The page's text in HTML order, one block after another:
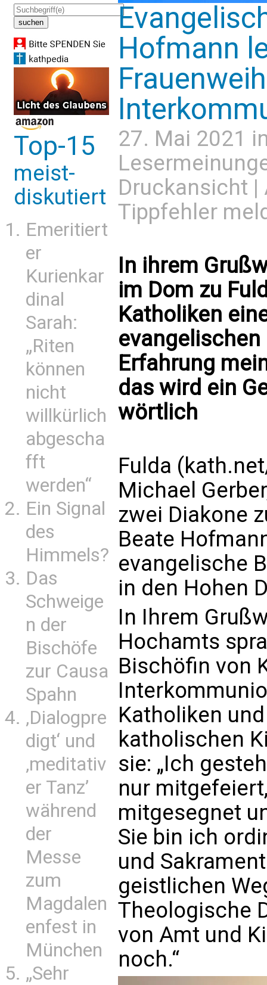
Top-15
meist-
diskutiert
Emeritiert
er
Kurienkar
dinal
Sarah:
„Riten
können
nicht
willkürlich
abgescha
fft
werden“
Ein Signal
des
Himmels?
Das
Schweige
n der
Bischöfe
zur Causa
Spahn
‚Dialogpre
digt‘ und
‚meditativ
er Tanz’
während
der
Messe
zum
Magdalen
enfest in
München
„Sehr
Hofmann
27. Mai 2021
Druckansicht |
Tippfehler
In ihrem
im Dom zu
Katholiken
evangelischen
Erfahrung
das wird ein
wörtlich
Fulda
Michael
zwei Diakone
Beate
evangelische
in den Hohen
In Ihrem
Hochamts
Bischöfin von
Katholiken
katholischen
sie: „Ich
nur
mitgesegnet
Sie bin ich
und
geistlichen
Theologische
von Amt und
noch.“